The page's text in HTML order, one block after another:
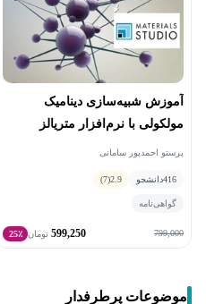
آموزش شبیه‌سازی دینامیک
مولکولی با نرم‌افزار متریالز
استادیو
پرستو احمدپور سامانی
416دانشجو 2.9
(7)
گواهی‌نامه
799,000
599,250 تومان 25٪
موضوعات پرطرفدار